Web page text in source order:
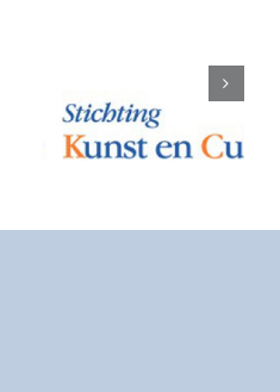
Cindy Pieterse